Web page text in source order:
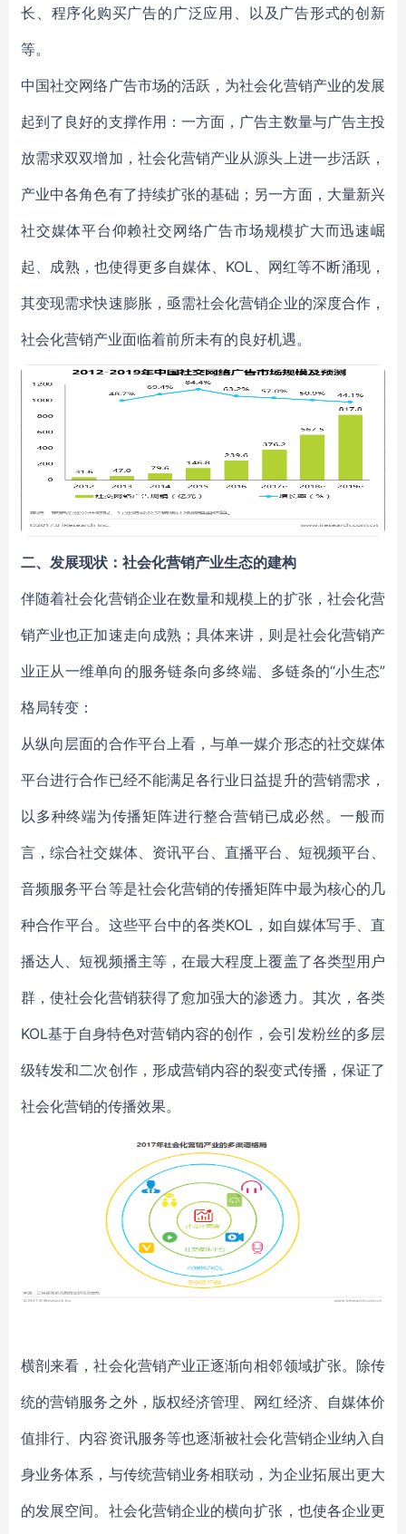
长、程序化购买广告的广泛应用、以及广告形式的创新
等。
中国社交网络广告市场的活跃，为社会化营销产业的发展
起到了良好的支撑作用：一方面，广告主数量与广告主投
放需求双双增加，社会化营销产业从源头上进一步活跃，
产业中各角色有了持续扩张的基础；另一方面，大量新兴
社交媒体平台仰赖社交网络广告市场规模扩大而迅速崛
起、成熟，也使得更多自媒体、KOL、网红等不断涌现，
其变现需求快速膨胀，亟需社会化营销企业的深度合作，
社会化营销产业面临着前所未有的良好机遇。
二、发展现状：社会化营销产业生态的建构
伴随着社会化营销企业在数量和规模上的扩张，社会化营
销产业也正加速走向成熟；具体来讲，则是社会化营销产
业正从一维单向的服务链条向多终端、多链条的“小生态”
格局转变：
从纵向层面的合作平台上看，与单一媒介形态的社交媒体
平台进行合作已经不能满足各行业日益提升的营销需求，
以多种终端为传播矩阵进行整合营销已成必然。一般而
言，综合社交媒体、资讯平台、直播平台、短视频平台、
音频服务平台等是社会化营销的传播矩阵中最为核心的几
种合作平台。这些平台中的各类KOL，如自媒体写手、直
播达人、短视频播主等，在最大程度上覆盖了各类型用户
群，使社会化营销获得了愈加强大的渗透力。其次，各类
KOL基于自身特色对营销内容的创作，会引发粉丝的多层
级转发和二次创作，形成营销内容的裂变式传播，保证了
社会化营销的传播效果。
横剖来看，社会化营销产业正逐渐向相邻领域扩张。除传
统的营销服务之外，版权经济管理、网红经济、自媒体价
值排行、内容资讯服务等也逐渐被社会化营销企业纳入自
身业务体系，与传统营销业务相联动，为企业拓展出更大
的发展空间。社会化营销企业的横向扩张，也使各企业更